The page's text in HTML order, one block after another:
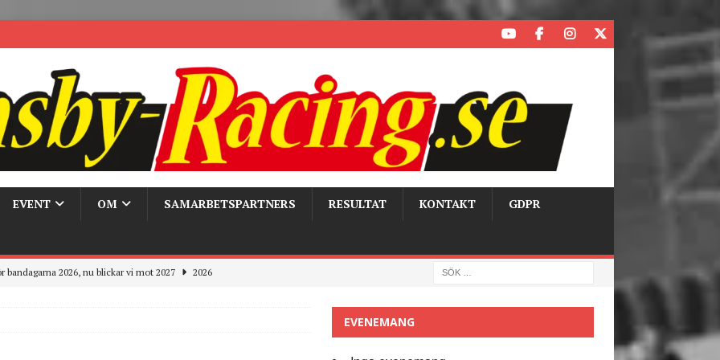
EVENT OM SAMARBETSPARTNERS RESULTAT KONTAKT GDPR
bandagarna 2026, nu blickar vi mot 2027 2026
EVENEMANG